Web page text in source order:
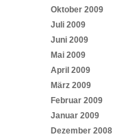
Oktober 2009
Juli 2009
Juni 2009
Mai 2009
April 2009
März 2009
Februar 2009
Januar 2009
Dezember 2008